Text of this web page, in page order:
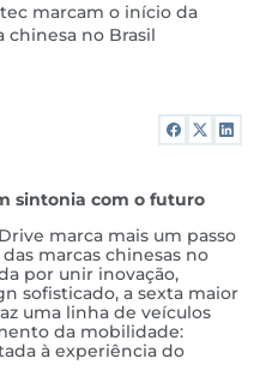
marcam o início da
chinesa no Brasil
sintonia com o futuro
marca mais um passo
marcas chinesas no
por unir inovação,
sofisticado, a sexta maior
uma linha de veículos
da mobilidade:
à experiência do